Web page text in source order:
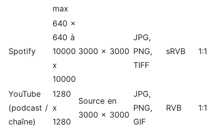
max
Spotify
640 x
640 à
10000
x
10000
3000 x 3000
JPG,
PNG,
TIFF
sRVB 1:1
YouTube
(podcast /
chaîne)
1280
x
1280
Source en
3000 x 3000
JPG,
PNG,
GIF
RVB 1:1